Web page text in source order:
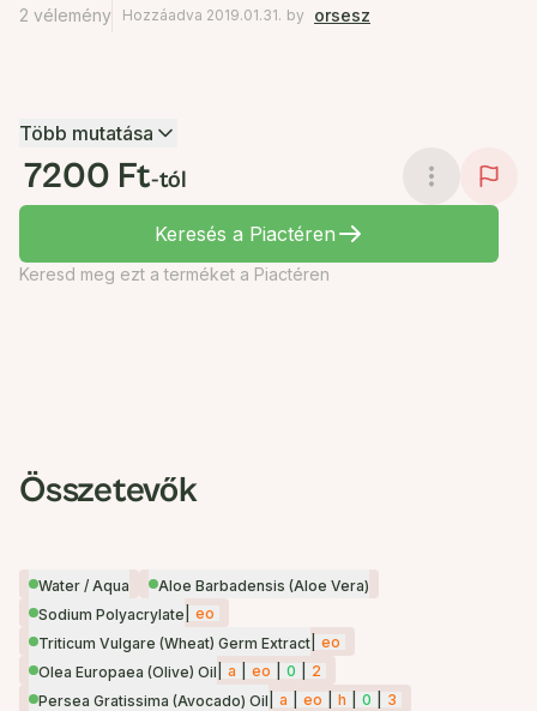
2 vélemény Hozzáadva 2019.01.31. by orsesz
Több mutatása
7200 Ft-tól
Keresés a Piactéren
Keresd meg ezt a terméket a Piactéren
Összetevők
Water / Aqua
Aloe Barbadensis (Aloe Vera)
Sodium Polyacrylate
eo
Triticum Vulgare (Wheat) Germ Extract eo
Olea Europaea (Olive) Oil
a eo 0
2
Persea Gratissima (Avocado) Oil
a eo h 0
3